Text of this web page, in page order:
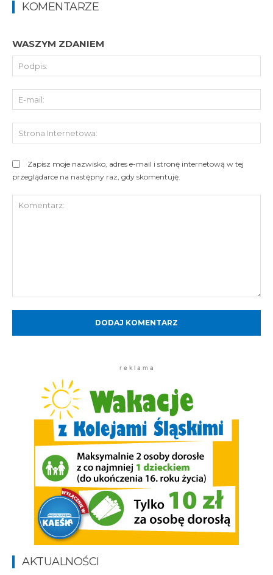
KOMENTARZE
WASZYM ZDANIEM
Zapisz moje nazwisko, adres e-mail i stronę internetową w tej
przeglądarce na następny raz, gdy skomentuję.
r e k l a m a
AKTUALNOŚCI